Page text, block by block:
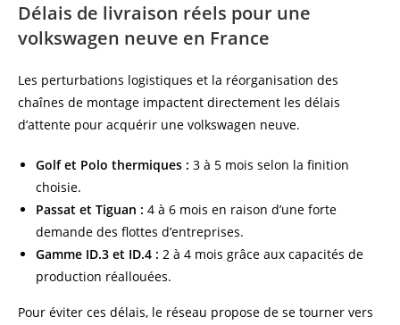
Délais de livraison réels pour une
volkswagen neuve en France
Les perturbations logistiques et la réorganisation des
chaînes de montage impactent directement les délais
d’attente pour acquérir une volkswagen neuve.
Golf et Polo thermiques : 3 à 5 mois selon la finition
choisie.
Passat et Tiguan : 4 à 6 mois en raison d’une forte
demande des flottes d’entreprises.
Gamme ID.3 et ID.4 : 2 à 4 mois grâce aux capacités de
production réallouées.
Pour éviter ces délais, le réseau propose de se tourner vers